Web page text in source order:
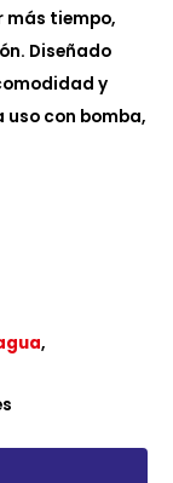
más tiempo,
Diseñado
y
con bomba,
,